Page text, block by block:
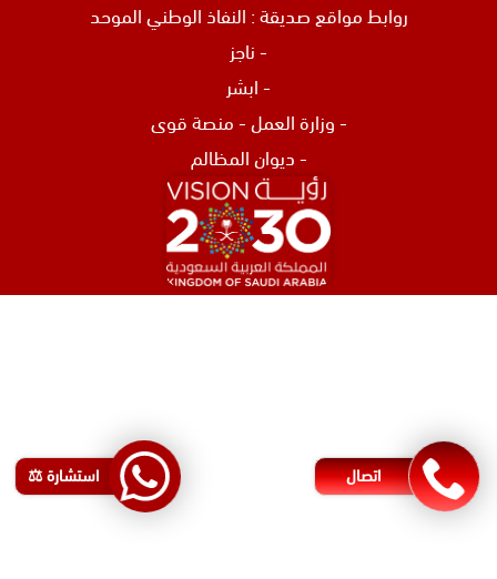
روابط مواقع صديقة : النفاذ الوطني الموحد
-ناجز
-ابشر
-وزارة العمل-منصة قوى
-ديوان المظالم
اتصال استشارة ⚖️
محامي مطالبات مالية في البحرين
رقم محامي في البحرين